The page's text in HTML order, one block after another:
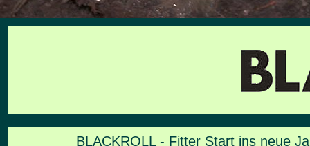
BLACKROLL - Fitter Start ins neue